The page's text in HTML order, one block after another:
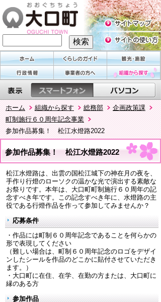
ホーム 組織から探す 総務部
企画政策課
町制施行６０周年記念事業
参加作品募集！ 松江水燈路2022
参加作品募集！ 松江水燈路2022
松江水燈路は、出雲の国松江城下の神在月の夜を、
手作り行燈のローソクの温かな光で演出する素敵な
お祭りです。本年は、大口町町制施行６０周年の記
念すべき年です。この記念すべき年に、水燈路の主
役である行燈作品を作って参加してみませんか？
応募条件
・作品には町制６０周年記念であることを何らかの
形で表現してください
（難しい場合は、町制６０周年記念のロゴをデザイ
ンしたシールを作品のどこかに貼付させていただき
ます。）
・大口町に在住、在学、在勤の方または、大口町に
縁のある方
参加作品